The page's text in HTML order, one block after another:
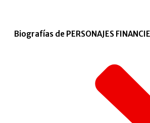
Biografías de PERSONAJES